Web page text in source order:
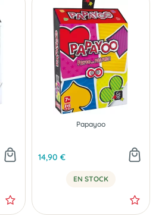
Papayoo
14,90 €
EN STOCK